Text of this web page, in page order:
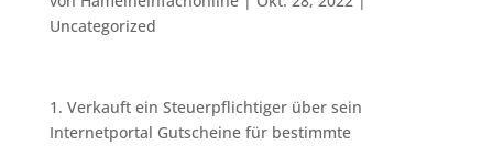
Uncategorized
1. Verkauft ein Steuerpflichtiger über sein
Internetportal Gutscheine für bestimmte